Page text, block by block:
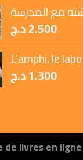
مع المدرسة
2.500د.ج
L'amphi, le
1.300د.ج
livres en